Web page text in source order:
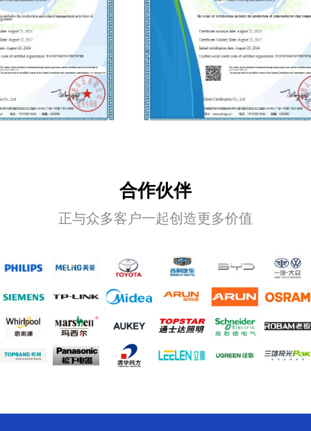
合作伙伴
正与众多客户一起创造更多价值